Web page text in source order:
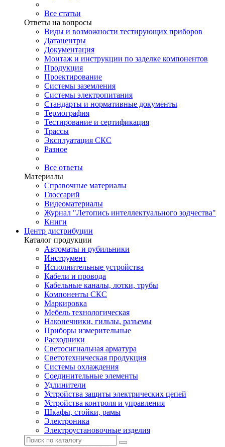
Все статьи
Ответы на вопросы
Виды и возможности тестирующих приборов
Датацентры
Документация
Монтаж и инструкции по заделке компонентов
Продукция
Проектирование
Системы заземления
Системы электропитания
Стандарты и нормативные документы
Термография
Тестирование и сертификация
Трассы
Эксплуатация СКС
Разное
Все ответы
Материалы
Справочные материалы
Глоссарий
Видеоматериалы
Журнал "Летопись интеллектуального зодчества"
Книги
Центр дистрибуции
Каталог продукции
Автоматы и рубильники
Инструмент
Исполнительные устройства
Кабели и провода
Кабельные каналы, лотки, трубы
Компоненты СКС
Маркировка
Мебель технологическая
Наконечники, гильзы, разъемы
Приборы измерительные
Расходники
Светосигнальная арматура
Светотехническая продукция
Системы охлаждения
Соединительные элементы
Удлинители
Устройства защиты электрических цепей
Устройства контроля и управления
Шкафы, стойки, рамы
Электроника
Электроустановочные изделия